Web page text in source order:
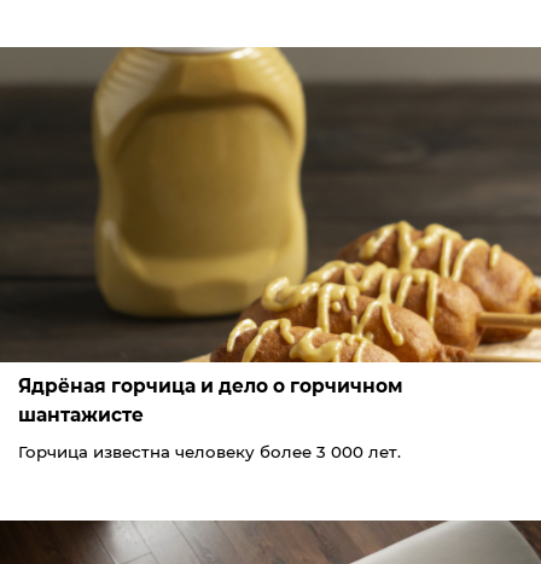
Ядрёная горчица и дело о горчичном
шантажисте
Горчица известна человеку более 3 000 лет.